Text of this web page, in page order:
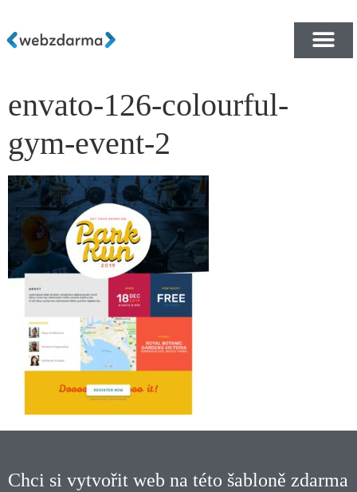
envato-126-colourful-
gym-event-2
Chci si vytvořit web na této šabloně zdarma